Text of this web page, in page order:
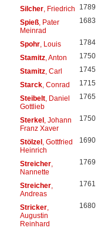
Silcher, Friedrich 1789
Spieß, Pater
Meinrad
1683
Spohr, Louis 1784
Stamitz, Anton 1750
Stamitz, Carl 1745
Starck, Conrad 1715
Steibelt, Daniel
Gottlieb
1765
Sterkel, Johann
Franz Xaver
1750
Stölzel, Gottfried
Heinrich
1690
Streicher,
Nannette
1769
Streicher,
Andreas
1761
Stricker,
Augustin
Reinhard
1680